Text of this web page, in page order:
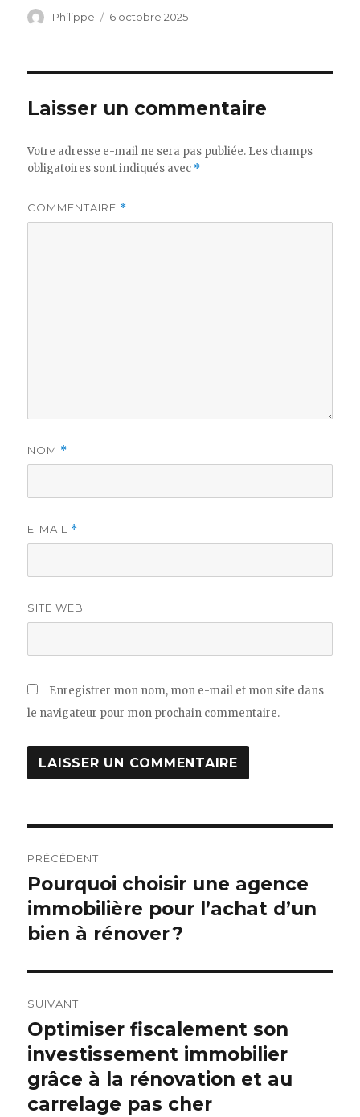
Auteur
Philippe
Publié
6 octobre 2025
Laisser un commentaire
Votre adresse e-mail ne sera pas publiée. Les champs
obligatoires sont indiqués avec *
COMMENTAIRE *
NOM *
E-MAIL *
SITE WEB
Enregistrer mon nom, mon e-mail et mon site dans
le navigateur pour mon prochain commentaire.
de
l’article
PRÉCÉDENT
Publication
précédente :
Pourquoi choisir une agence
immobilière pour l’achat d’un
bien à rénover ?
SUIVANT
Publication
suivante :
Optimiser fiscalement son
investissement immobilier
grâce à la rénovation et au
carrelage pas cher